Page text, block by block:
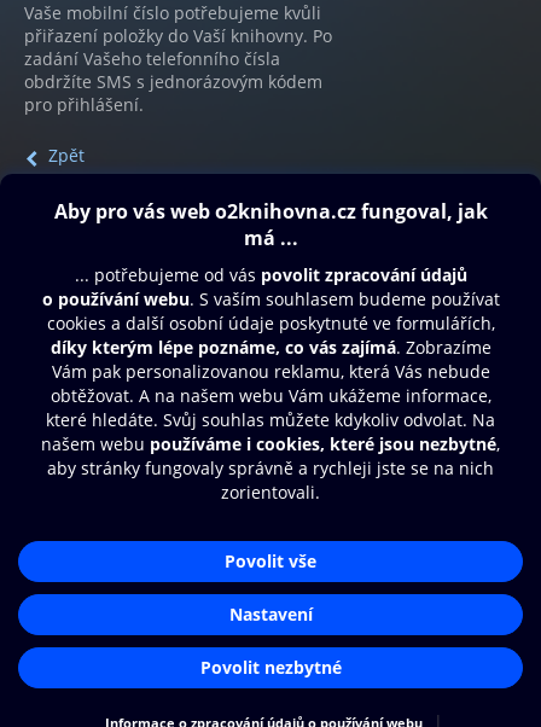
Vaše mobilní číslo potřebujeme kvůli
přiřazení položky do Vaší knihovny. Po
zadání Vašeho telefonního čísla
obdržíte SMS s jednorázovým kódem
pro přihlášení.
Zpět
Obsah ke stažení
Moje O2 Knihovna
Další zábava
© O2 Czech Republic a.s.
Přístupnost
Zásady zpracování osobních údajů
Nastavení cookies
Aplikace O2 Knihovna
Čti a poslouchej své e-knihy a
audioknihy rychleji a pohodlněji.